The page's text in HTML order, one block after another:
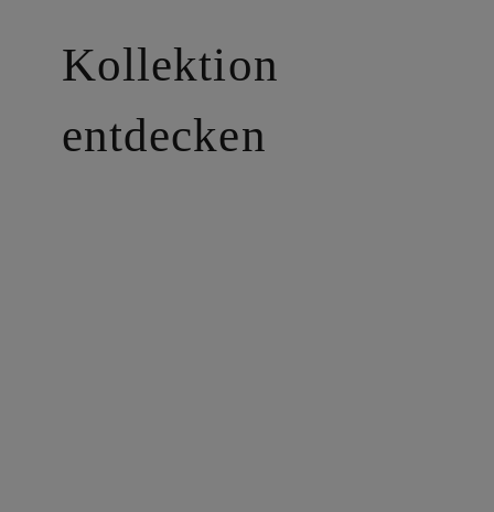
Kollektion
entdecken